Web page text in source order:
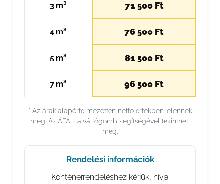
3 m³ 71 500 Ft
4 m³ 76 500 Ft
5 m³ 81 500 Ft
7 m³ 96 500 Ft
* Az árak alapértelmezetten nettó értékben jelennek
meg. Az ÁFA-t a váltógomb segítségével tekintheti
meg.
Rendelési információk
Konténerrendeléshez kérjük, hívja